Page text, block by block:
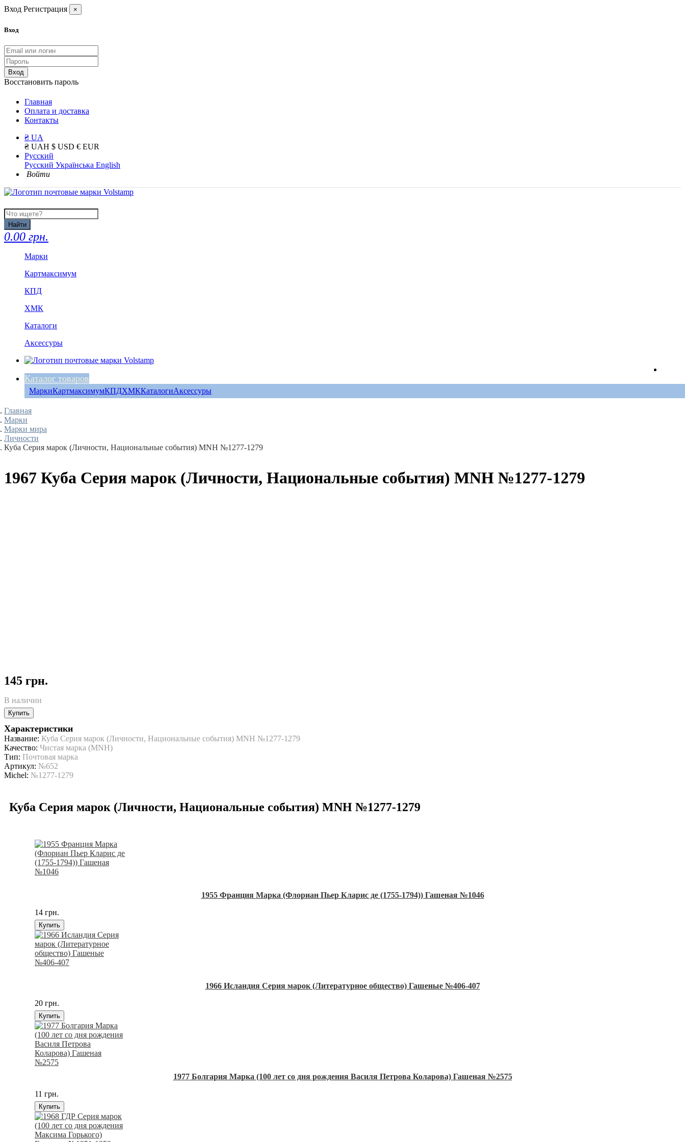
Вход Регистрация ×
Вход
Вход
Восстановить пароль
Главная
Оплата и доставка
Контакты
₴ UA
₴ UAH $ USD € EUR
Русский
Русский Українська English
Войти
Найти
0.00 грн.
Марки
Картмаксимум
КПД
ХМК
Каталоги
Аксессуры
Каталог товаров
МаркиКартмаксимумКПДХМККаталогиАксессуры
Главная
Марки
Марки мира
Личности
Куба Серия марок (Личности, Национальные события) MNH №1277-1279
1967 Куба Серия марок (Личности, Национальные события) MNH №1277-1279
145 грн.
В наличии
Купить
Характеристики
Название: Куба Серия марок (Личности, Национальные события) MNH №1277-1279
Качество: Чистая марка (MNH)
Тип: Почтовая марка
Артикул: №652
Michel: №1277-1279
Куба Серия марок (Личности, Национальные события) MNH №1277-1279
1955 Франция Марка (Флориан Пьер Кларис де (1755-1794)) Гашеная №1046
14 грн.
Купить
1966 Исландия Серия марок (Литературное общество) Гашеные №406-407
20 грн.
Купить
1977 Болгария Марка (100 лет со дня рождения Василя Петрова Коларова) Гашеная №2575
11 грн.
Купить